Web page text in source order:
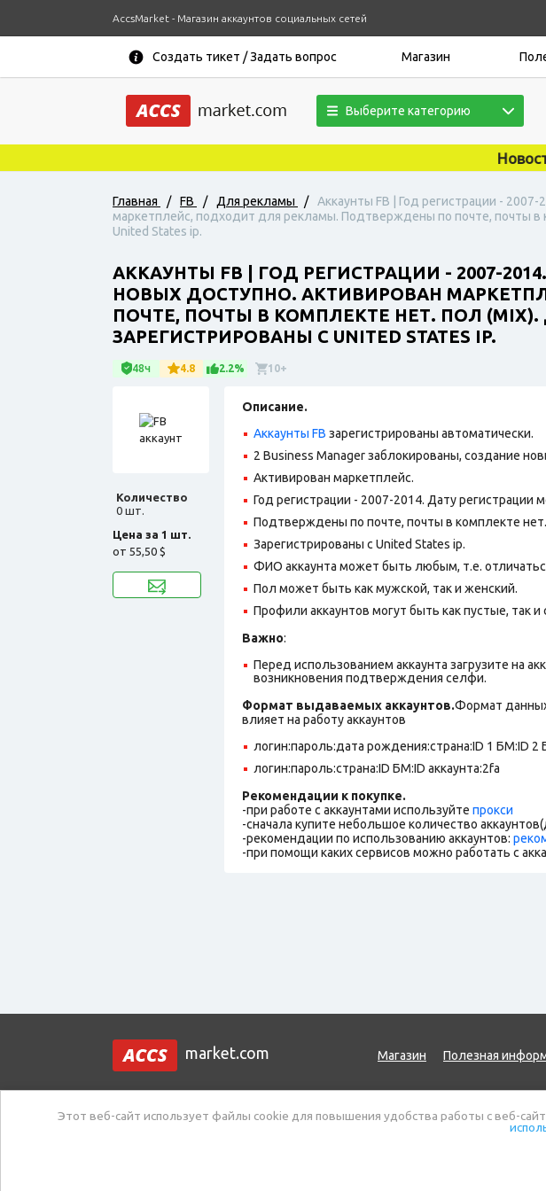
AccsMarket - Магазин аккаунтов социальных сетей
Создать тикет / Задать вопрос Магазин
Выберите категорию
Новости,
Главная / FB / Для рекламы /
Аккаунты FB | Год регистрации -
маркетплейс, подходит для рекламы. Подтверждены по почте, почты в
United States ip.
АККАУНТЫ FB | ГОД РЕГИСТРАЦИИ - 2007-
НОВЫХ ДОСТУПНО. АКТИВИРОВАН
ПОЧТЕ, ПОЧТЫ В КОМПЛЕКТЕ НЕТ. ПОЛ
ЗАРЕГИСТРИРОВАНЫ С UNITED STATES IP.
48ч 4.8 2.2% 10+
Количество
0 шт.
Цена за 1 шт.
от 55,50 $
Описание.
Аккаунты FB зарегистрированы автоматически.
2 Business Manager заблокированы, создание
Активирован маркетплейс.
Год регистрации - 2007-2014. Дату регистрации
Подтверждены по почте, почты в комплекте нет.
Зарегистрированы с United States ip.
ФИО аккаунта может быть любым, т.е.
Пол может быть как мужской, так и женский.
Профили аккаунтов могут быть как пустые, так
Важно:
Перед использованием аккаунта загрузите на
возникновения подтверждения селфи.
Формат выдаваемых аккаунтов.Формат данных
влияет на работу аккаунтов
логин:пароль:дата рождения:страна:ID 1 БМ:ID 2
логин:пароль:страна:ID БМ:ID аккаунта:2fa
Рекомендации к покупке.
-при работе с аккаунтами используйте прокси
-сначала купите небольшое количество
-рекомендации по использованию аккаунтов:
-при помощи каких сервисов можно работать с
market.com Магазин Полезная
Карта
Этот веб-сайт использует файлы cookie для повышения удобства работы с веб-